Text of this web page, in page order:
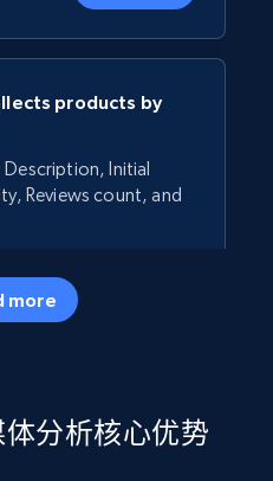
products by
Description, Initial
Reviews count, and
more
分析核心优势